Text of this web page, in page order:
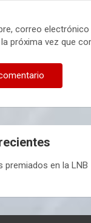
correo
próxima vez que
premiados en la LNB